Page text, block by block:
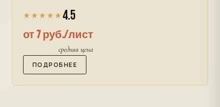
★★★★★ 4.5
от 7 руб./лист
средняя цена
ПОДРОБНЕЕ